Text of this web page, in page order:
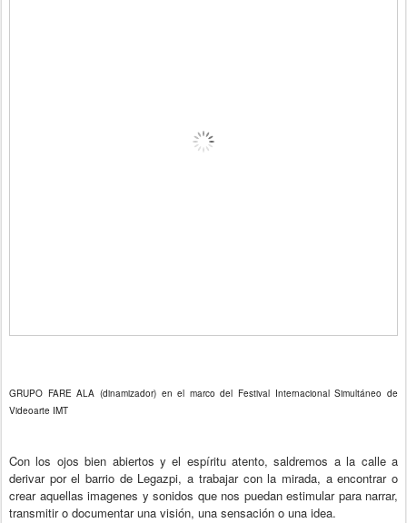
GRUPO FARE ALA (dinamizador) en el marco del Festival Internacional Simultáneo de
Videoarte IMT
Con los ojos bien abiertos y el espíritu atento, saldremos a la calle a
derivar por el barrio de Legazpi, a trabajar con la mirada, a encontrar o
crear aquellas imagenes y sonidos que nos puedan estimular para narrar,
transmitir o documentar una visión, una sensación o una idea.